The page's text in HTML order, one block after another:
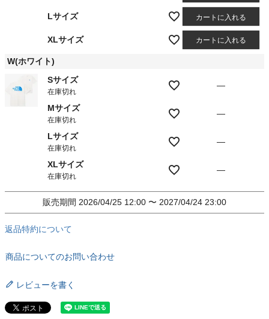
Lサイズ カートに入れる
XLサイズ カートに入れる
W(ホワイト)
Sサイズ
在庫切れ
—
Mサイズ
在庫切れ
—
Lサイズ
在庫切れ
—
XLサイズ
在庫切れ
—
販売期間 2026/04/25 12:00 〜 2027/04/24 23:00
返品特約について
商品についてのお問い合わせ
レビューを書く